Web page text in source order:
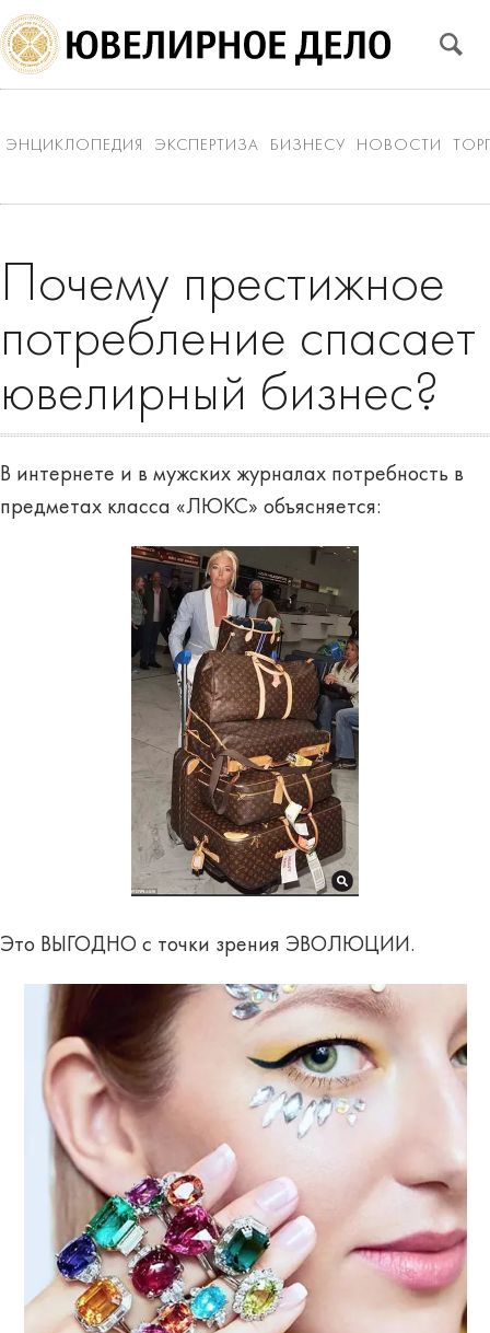
ЭНЦИКЛОПЕДИЯ ЭКСПЕРТИЗА БИЗНЕСУ НОВОСТИ
Почему престижное
потребление спасает
ювелирный бизнес?
В интернете и в мужских журналах потребность в
предметах класса «ЛЮКС» объясняется:
Это ВЫГОДНО с точки зрения ЭВОЛЮЦИИ.